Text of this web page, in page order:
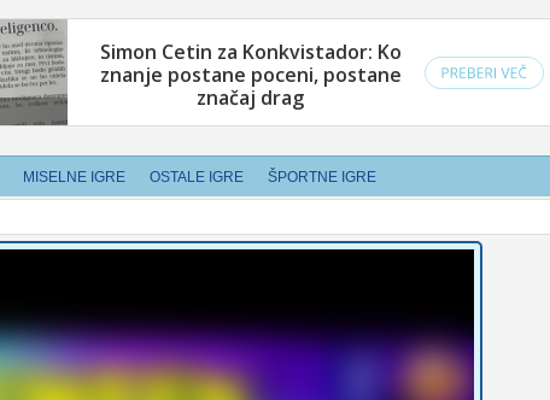
MISELNE IGRE OSTALE IGRE ŠPORTNE IGRE